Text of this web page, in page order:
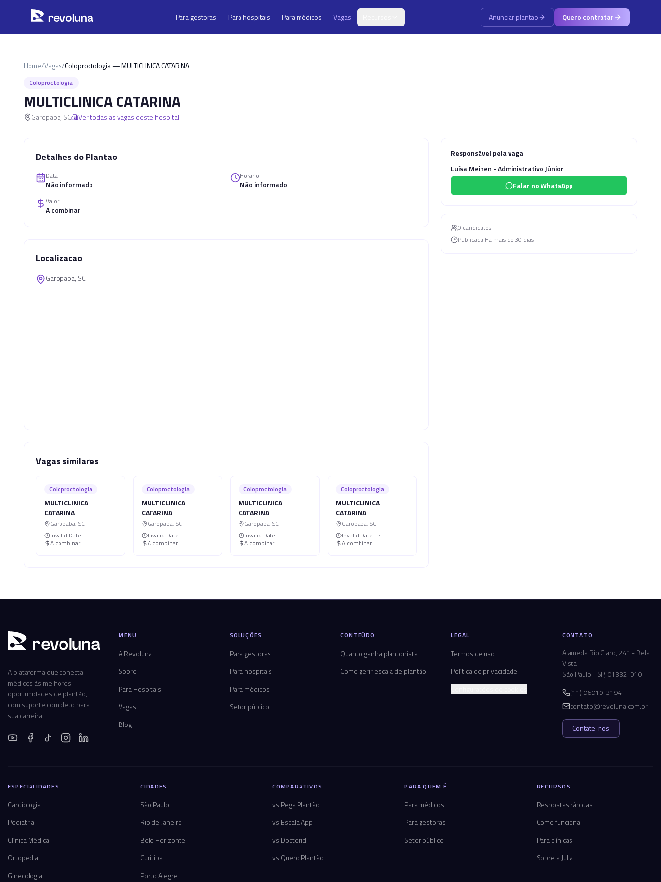
revoluna Para gestoras Para hospitais Para médicos Vagas Anunciar plantão Quero contratar
Home/Vagas/Coloproctologia — MULTICLINICA CATARINA
Coloproctologia
MULTICLINICA CATARINA
Garopaba, SC Ver todas as vagas deste hospital
Detalhes do Plantao
Data
Não informado
Horario
Não informado
Valor
A combinar
Localizacao
Garopaba, SC
Vagas similares
Coloproctologia
MULTICLINICA
CATARINA
Garopaba, SC
Invalid Date --:--
A combinar
Coloproctologia
MULTICLINICA
CATARINA
Garopaba, SC
Invalid Date --:--
A combinar
Coloproctologia
MULTICLINICA
CATARINA
Garopaba, SC
Invalid Date --:--
A combinar
Coloproctologia
MULTICLINICA
CATARINA
Garopaba, SC
Invalid Date --:--
A combinar
Responsável pela vaga
Luísa Meinen - Administrativo Júnior
Falar no WhatsApp
0 candidatos
Publicada Ha mais de 30 dias
revoluna
A plataforma que conecta
médicos às melhores
oportunidades de plantão,
com suporte completo para
sua carreira.
MENU
A Revoluna
Sobre
Para Hospitais
Vagas
Blog
SOLUÇÕES
Para gestoras
Para hospitais
Para médicos
Setor público
CONTEÚDO
Quanto ganha plantonista
Como gerir escala de plantão
LEGAL
Termos de uso
Política de privacidade
CONTATO
Alameda Rio Claro, 241 - Bela
Vista
São Paulo - SP, 01332-010
(11) 96919-3194
contato@revoluna.com.br
Contate-nos
ESPECIALIDADES
Cardiologia
Pediatria
Clínica Médica
Ortopedia
Ginecologia
CIDADES
São Paulo
Rio de Janeiro
Belo Horizonte
Curitiba
Porto Alegre
COMPARATIVOS
vs Pega Plantão
vs Escala App
vs Doctorid
vs Quero Plantão
PARA QUEM É
Para médicos
Para gestoras
Setor público
RECURSOS
Respostas rápidas
Como funciona
Para clínicas
Sobre a Julia